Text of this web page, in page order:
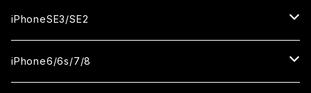
セラミックフィルム
セラミックフィルム
ガラスフィルム
セラミックフィルム
セラミックフィルム
ガラスフィルム
セラミックフィルム
セラミックフィルム
ガラスフィルム
セラミックフィルム
iPhone12ProMax
ガラスフィルム
ガラスフィルム
セラミックフィルム
iPhone11Pro
ガラスフィルム
iPhone11Pro Max
iPhoneX
ガラスフィルム
iPhoneXS
iPhoneSE3/SE2
iPhoneSE3
iPhone6/6s/7/8